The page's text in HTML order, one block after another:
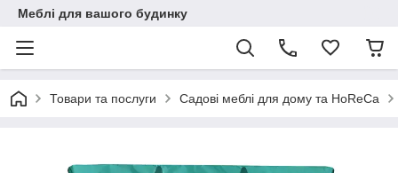
Меблі для вашого будинку
Товари та послуги Садові меблі для дому та HoReCa